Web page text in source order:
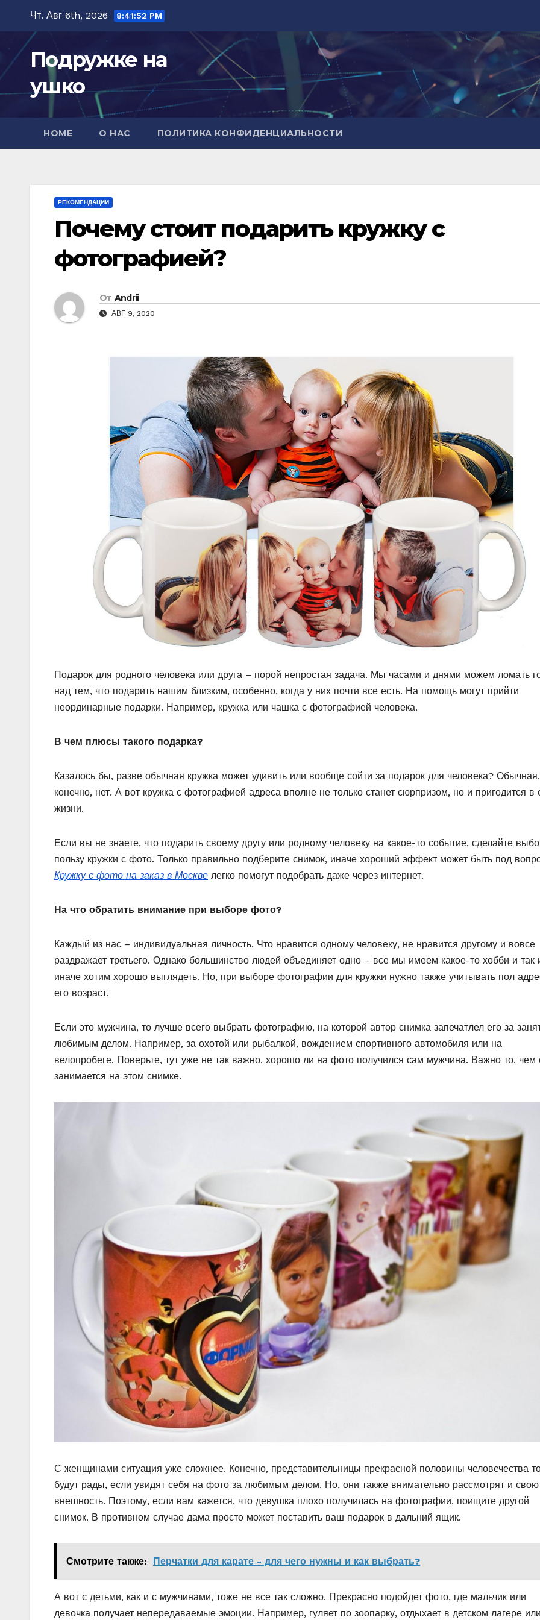
содержимому
Чт. Авг 6th, 2026 8:41:53 PM
Подружке на
ушко
HOME О НАС ПОЛИТИКА КОНФИДЕНЦИАЛЬНОСТИ
РЕКОМЕНДАЦИИ
Почему стоит подарить кружку с
фотографией?
От Andrii
АВГ 9, 2020
Подарок для родного человека или друга – порой непростая задача. Мы часами и днями можем ломать
над тем, что подарить нашим близким, особенно, когда у них почти все есть. На помощь могут прийти
неординарные подарки. Например, кружка или чашка с фотографией человека.
В чем плюсы такого подарка?
Казалось бы, разве обычная кружка может удивить или вообще сойти за подарок для человека? Обычная,
конечно, нет. А вот кружка с фотографией адреса вполне не только станет сюрпризом, но и пригодится в
жизни.
Если вы не знаете, что подарить своему другу или родному человеку на какое-то событие, сделайте
пользу кружки с фото. Только правильно подберите снимок, иначе хороший эффект может быть под
Кружку с фото на заказ в Москве легко помогут подобрать даже через интернет.
На что обратить внимание при выборе фото?
Каждый из нас – индивидуальная личность. Что нравится одному человеку, не нравится другому и вовсе
раздражает третьего. Однако большинство людей объединяет одно – все мы имеем какое-то хобби и так
иначе хотим хорошо выглядеть. Но, при выборе фотографии для кружки нужно также учитывать пол
его возраст.
Если это мужчина, то лучше всего выбрать фотографию, на которой автор снимка запечатлел его за
любимым делом. Например, за охотой или рыбалкой, вождением спортивного автомобиля или на
велопробеге. Поверьте, тут уже не так важно, хорошо ли на фото получился сам мужчина. Важно то, чем
занимается на этом снимке.
С женщинами ситуация уже сложнее. Конечно, представительницы прекрасной половины человечества
будут рады, если увидят себя на фото за любимым делом. Но, они также внимательно рассмотрят и свою
внешность. Поэтому, если вам кажется, что девушка плохо получилась на фотографии, поищите другой
снимок. В противном случае дама просто может поставить ваш подарок в дальний ящик.
Смотрите также: Перчатки для карате - для чего нужны и как выбрать?
А вот с детьми, как и с мужчинами, тоже не все так сложно. Прекрасно подойдет фото, где мальчик или
девочка получает непередаваемые эмоции. Например, гуляет по зоопарку, отдыхает в детском лагере или